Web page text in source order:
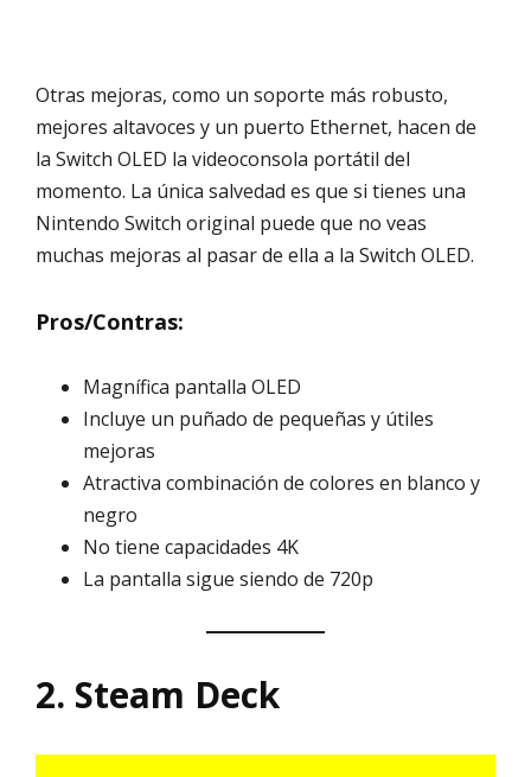
Otras mejoras, como un soporte más robusto,
mejores altavoces y un puerto Ethernet, hacen de
la Switch OLED la videoconsola portátil del
momento. La única salvedad es que si tienes una
Nintendo Switch original puede que no veas
muchas mejoras al pasar de ella a la Switch OLED.
Pros/Contras:
Magnífica pantalla OLED
Incluye un puñado de pequeñas y útiles
mejoras
Atractiva combinación de colores en blanco y
negro
No tiene capacidades 4K
La pantalla sigue siendo de 720p
2. Steam Deck